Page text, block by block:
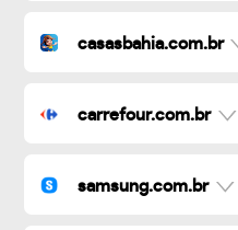
casasbahia.com.br
carrefour.com.br
samsung.com.br